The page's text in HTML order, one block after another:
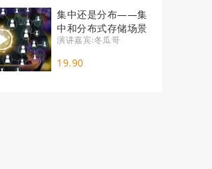
集中还是分布——集
中和分布式存储场景
探讨
演讲嘉宾:冬瓜哥
19.90